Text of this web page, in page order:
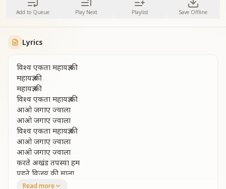
Add to Queue Play Next Playlist Save Offline
Lyrics
विश्व एकता महायज्ञ की
महायज्ञ की
महायज्ञ की
विश्व एकता महायज्ञ की
आओ जगाए ज्वाला
आओ जगाए ज्वाला
विश्व एकता महायज्ञ की
आओ जगाए ज्वाला
आओ जगाए ज्वाला
करते अखंड तपस्या हम
पहने विजय की माला
पहने विजय की माला
Read more